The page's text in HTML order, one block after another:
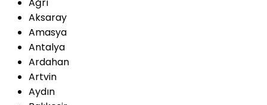
Aksaray
Amasya
Antalya
Ardahan
Artvin
Aydın